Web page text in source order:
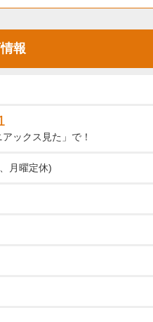
報
ックス見た」で！
月曜定休)